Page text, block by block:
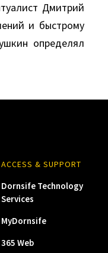
Дмитрий
и быстрому
определял
ACCESS & SUPPORT
Dornsife Technology
Services
MyDornsife
365 Web